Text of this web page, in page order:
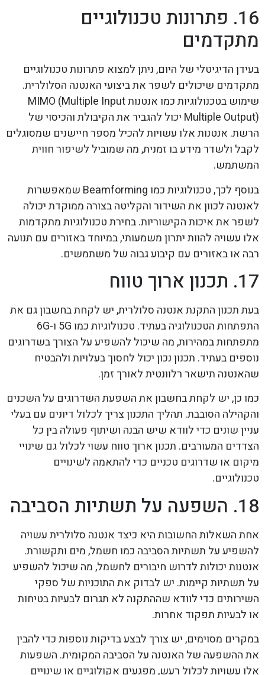
16. פתרונות טכנולוגיים
מתקדמים
בעידן הדיגיטלי של היום, ניתן למצוא פתרונות טכנולוגיים
מתקדמים שיכולים לשפר את ביצועי האנטנה הסלולרית.
שימוש בטכנולוגיות כמו אנטנות MIMO (Multiple Input
Multiple Output) יכול להגביר את הקיבולת והכיסוי של
הרשת. אנטנות אלו עשויות להכיל מספר חיישנים שמסוגלים
לקבל ולשדר מידע בו זמנית, מה שמוביל לשיפור חווית
המשתמש.
בנוסף לכך, טכנולוגיות כמו Beamforming שמאפשרות
לאנטנה לכוון את השידור והקליטה בצורה ממוקדת יכולה
לשפר את איכות הקישוריות. בחירת טכנולוגיות מתקדמות
אלו עשויה להוות יתרון משמעותי, במיוחד באזורים עם תנועה
רבה או באזורים עם קיבוע גבוה של משתמשים.
17. תכנון ארוך טווח
בעת תכנון התקנת אנטנה סלולרית, יש לקחת בחשבון גם את
התפתחות הטכנולוגיה בעתיד. טכנולוגיות כמו 5G ו-6G
מתפתחות במהירות, מה שיכול להשפיע על הצורך בשדרוגים
נוספים בעתיד. תכנון נכון יכול לחסוך בעלויות ולהבטיח
שהאנטנה תישאר רלוונטית לאורך זמן.
כמו כן, יש לקחת בחשבון את השפעת השדרוגים על השכנים
והקהילה הסובבת. תהליך התכנון צריך לכלול דיונים עם בעלי
עניין שונים כדי לוודא שיש הבנה ושיתוף פעולה בין כל
הצדדים המעורבים. תכנון ארוך טווח עשוי לכלול גם שינויי
מיקום או שדרוגים טכניים כדי להתאמה לשינויים
טכנולוגיים.
18. השפעה על תשתיות הסביבה
אחת השאלות החשובות היא כיצד אנטנה סלולרית עשויה
להשפיע על תשתיות הסביבה כמו חשמל, מים ותקשורת.
אנטנות יכולות לדרוש חיבורים לחשמל, מה שיכול להשפיע
על תשתיות קיימות. יש לבדוק את התוכניות של ספקי
השירותים כדי לוודא שההתקנה לא תגרום לבעיות בטיחות
או לבעיות תפקוד אחרות.
במקרים מסוימים, יש צורך לבצע בדיקות נוספות כדי להבין
את ההשפעה של האנטנה על הסביבה המקומית. השפעות
אלו עשויות לכלול רעש, מפגעים אקולוגיים או שינויים